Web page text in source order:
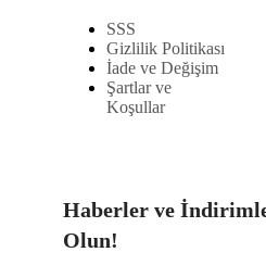
SSS
Gizlilik Politikası
İade ve Değişim
Şartlar ve
Koşullar
Haberler ve
Olun!